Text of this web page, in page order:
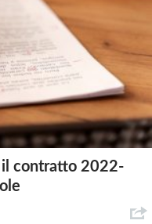
contratto 2022-